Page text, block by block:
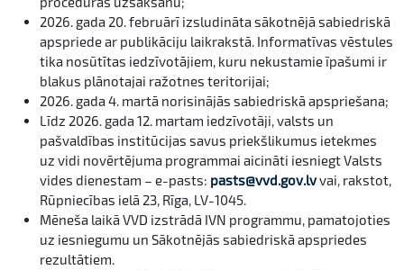
2026. gada 20. februārī izsludināta sākotnējā sabiedriskā
apspriede ar publikāciju laikrakstā. Informatīvas vēstules
tika nosūtītas iedzīvotājiem, kuru nekustamie īpašumi ir
blakus plānotajai ražotnes teritorijai;
2026. gada 4. martā norisinājās sabiedriskā apspriešana;
Līdz 2026. gada 12. martam iedzīvotāji, valsts un
pašvaldības institūcijas savus priekšlikumus ietekmes
uz vidi novērtējuma programmai aicināti iesniegt Valsts
vides dienestam – e-pasts: pasts@vvd.gov.lvvai, rakstot,
Rūpniecības ielā 23, Rīga, LV-1045.
Mēneša laikā VVD izstrādā IVN programmu, pamatojoties
uz iesniegumu un Sākotnējās sabiedriskā apspriedes
rezultātiem.